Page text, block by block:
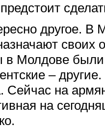
другое. В
своих
Молдове были
–
Сейчас на
на